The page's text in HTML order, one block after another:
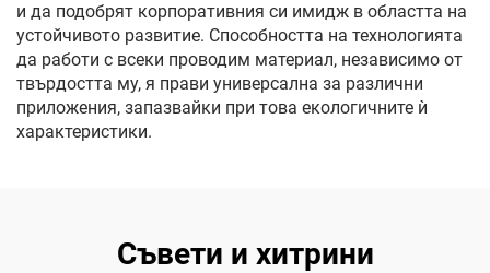
и да подобрят корпоративния си имидж в областта на
устойчивото развитие. Способността на технологията
да работи с всеки проводим материал, независимо от
твърдостта му, я прави универсална за различни
приложения, запазвайки при това екологичните ѝ
характеристики.
Съвети и хитрини